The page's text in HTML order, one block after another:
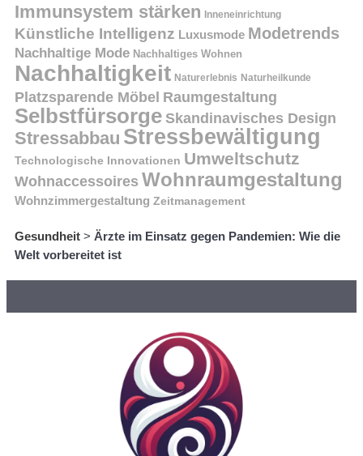
Immunsystem stärken Inneneinrichtung
Künstliche Intelligenz Luxusmode Modetrends
Nachhaltige Mode Nachhaltiges Wohnen
Nachhaltigkeit Naturerlebnis Naturheilkunde
Platzsparende Möbel Raumgestaltung
Selbstfürsorge Skandinavisches Design
Stressabbau Stressbewältigung
Technologische Innovationen Umweltschutz
Wohnaccessoires Wohnraumgestaltung
Wohnzimmergestaltung Zeitmanagement
Gesundheit > Ärzte im Einsatz gegen Pandemien: Wie die
Welt vorbereitet ist